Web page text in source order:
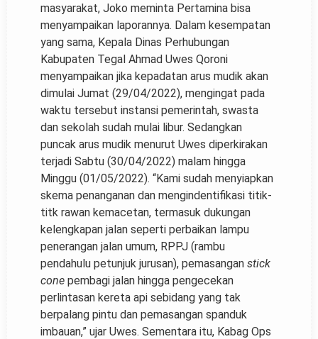
masyarakat, Joko meminta Pertamina bisa
menyampaikan laporannya. Dalam kesempatan
yang sama, Kepala Dinas Perhubungan
Kabupaten Tegal Ahmad Uwes Qoroni
menyampaikan jika kepadatan arus mudik akan
dimulai Jumat (29/04/2022), mengingat pada
waktu tersebut instansi pemerintah, swasta
dan sekolah sudah mulai libur. Sedangkan
puncak arus mudik menurut Uwes diperkirakan
terjadi Sabtu (30/04/2022) malam hingga
Minggu (01/05/2022). “Kami sudah menyiapkan
skema penanganan dan mengindentifikasi titik-
titk rawan kemacetan, termasuk dukungan
kelengkapan jalan seperti perbaikan lampu
penerangan jalan umum, RPPJ (rambu
pendahulu petunjuk jurusan), pemasangan stick
cone pembagi jalan hingga pengecekan
perlintasan kereta api sebidang yang tak
berpalang pintu dan pemasangan spanduk
imbauan,” ujar Uwes. Sementara itu, Kabag Ops